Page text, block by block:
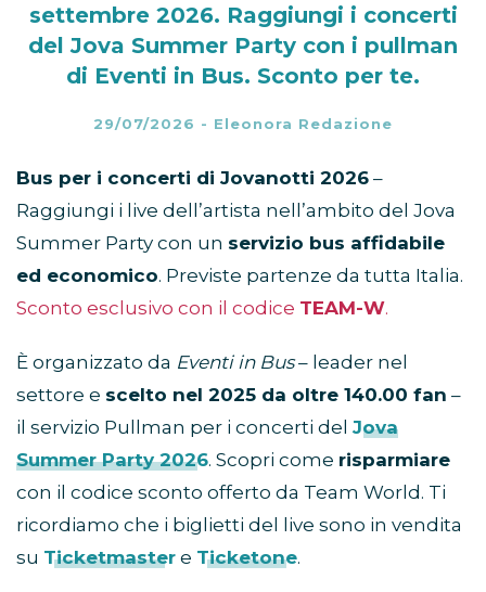
settembre 2026. Raggiungi i concerti
del Jova Summer Party con i pullman
di Eventi in Bus. Sconto per te.
29/07/2026 - Eleonora Redazione
Bus per i concerti di Jovanotti 2026 –
Raggiungi i live dell’artista nell’ambito del Jova
Summer Party con un servizio bus affidabile
ed economico. Previste partenze da tutta Italia.
Sconto esclusivo con il codice TEAM-W.
È organizzato da Eventi in Bus– leader nel
settore e scelto nel 2025 da oltre 140.00 fan –
il servizio Pullman per i concerti del Jova
Summer Party 2026. Scopri come risparmiare
con il codice sconto offerto da Team World. Ti
ricordiamo che i biglietti del live sono in vendita
su Ticketmaster e Ticketone.